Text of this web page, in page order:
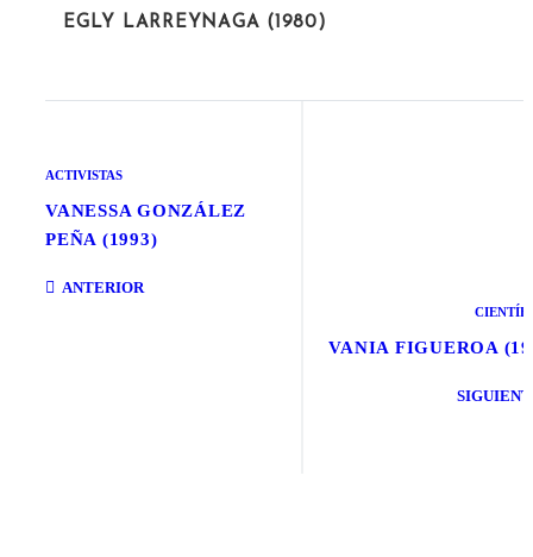
EGLY LARREYNAGA (1980)
ACTIVISTAS
VANESSA GONZÁLEZ
PEÑA (1993)
ANTERIOR
VANIA FIGUEROA